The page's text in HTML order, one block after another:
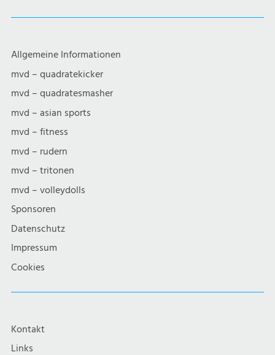
Allgemeine Informationen
mvd – quadratekicker
mvd – quadratesmasher
mvd – asian sports
mvd – fitness
mvd – rudern
mvd – tritonen
mvd – volleydolls
Sponsoren
Datenschutz
Impressum
Cookies
Kontakt
Links